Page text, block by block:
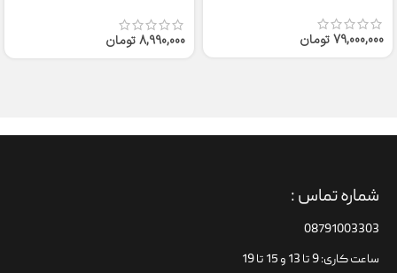
79,000,000تومان
8,990,000تومان
شماره تماس :
08791003303
ساعت کاری: 9 تا 13 و 15 تا 19